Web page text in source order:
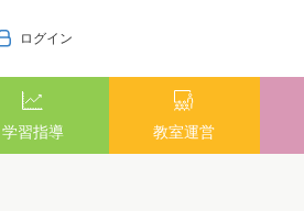
ログイン
学習指導 教室運営